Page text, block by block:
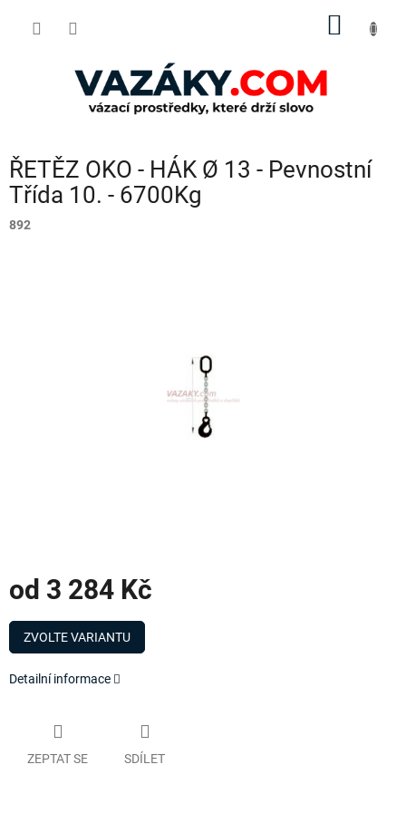
ŘETĚZ OKO - HÁK Ø 13 - Pevnostní
Třída 10. - 6700Kg
892
od 3 284 Kč
Měrná
cena:
ZVOLTE VARIANTU
Detailní informace
ZEPTAT SE SDÍLET